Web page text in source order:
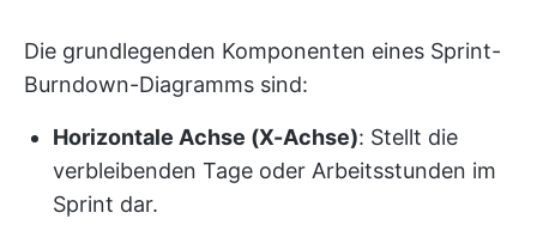
Die grundlegenden Komponenten eines Sprint-
Burndown-Diagramms sind:
Horizontale Achse (X-Achse): Stellt die
verbleibenden Tage oder Arbeitsstunden im
Sprint dar.